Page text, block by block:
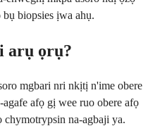
biopsies ịwa ahụ.
arụ ọrụ?
mgbari nri nkịtị n'ime obere
afọ gị wee ruo obere afọ
chymotrypsin na-agbaji ya.